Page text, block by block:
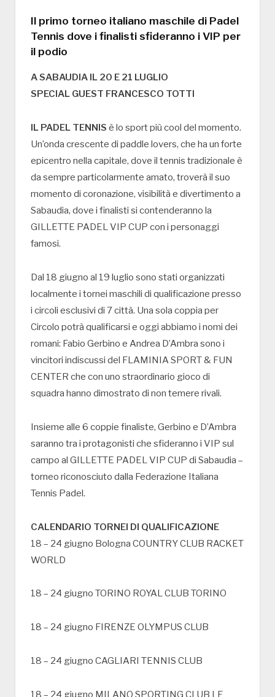
Il primo torneo italiano maschile di Padel
Tennis dove i finalisti sfideranno i VIP per
il podio
A SABAUDIA IL 20 E 21 LUGLIO
SPECIAL GUEST FRANCESCO TOTTI
IL PADEL TENNIS è lo sport più cool del momento.
Un’onda crescente di paddle lovers, che ha un forte
epicentro nella capitale, dove il tennis tradizionale è
da sempre particolarmente amato, troverà il suo
momento di coronazione, visibilità e divertimento a
Sabaudia, dove i finalisti si contenderanno la
GILLETTE PADEL VIP CUP con i personaggi
famosi.
Dal 18 giugno al 19 luglio sono stati organizzati
localmente i tornei maschili di qualificazione presso
i circoli esclusivi di 7 città. Una sola coppia per
Circolo potrà qualificarsi e oggi abbiamo i nomi dei
romani: Fabio Gerbino e Andrea D’Ambra sono i
vincitori indiscussi del FLAMINIA SPORT & FUN
CENTER che con uno straordinario gioco di
squadra hanno dimostrato di non temere rivali.
Insieme alle 6 coppie finaliste, Gerbino e D’Ambra
saranno tra i protagonisti che sfideranno i VIP sul
campo al GILLETTE PADEL VIP CUP di Sabaudia –
torneo riconosciuto dalla Federazione Italiana
Tennis Padel.
CALENDARIO TORNEI DI QUALIFICAZIONE
18 – 24 giugno Bologna COUNTRY CLUB RACKET
WORLD
18 – 24 giugno TORINO ROYAL CLUB TORINO
18 – 24 giugno FIRENZE OLYMPUS CLUB
18 – 24 giugno CAGLIARI TENNIS CLUB
18 – 24 giugno MILANO SPORTING CLUB LE